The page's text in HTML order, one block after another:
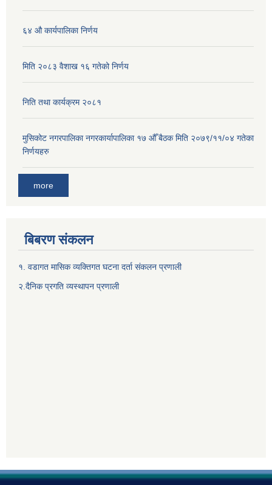
६४ औ कार्यपालिका निर्णय
मिति २०८३ वैशाख १६ गतेको निर्णय
निति तथा कार्यक्रम २०८१
मुसिकोट नगरपालिका नगरकार्यापालिका १७ औँ बैठक मिति २०७९/११/०४ गतेका
निर्णयहरु
more
बिबरण संकलन
१. वडागत मासिक व्यक्तिगत घटना दर्ता संकलन प्रणाली
२.दैनिक प्रगति व्यस्थापन प्रणाली